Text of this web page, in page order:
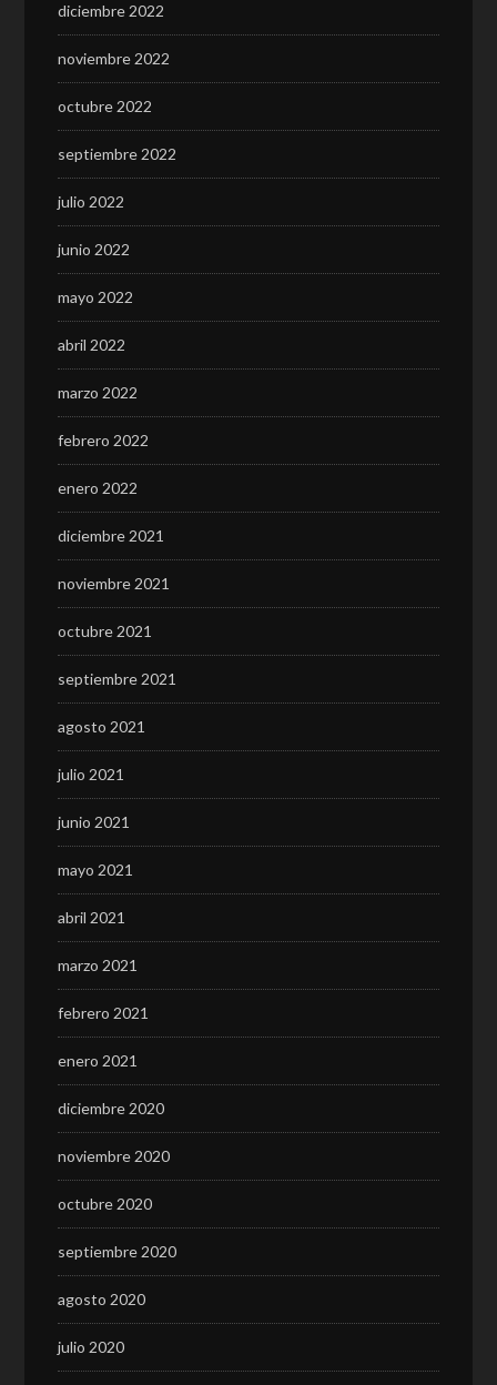
diciembre 2022
noviembre 2022
octubre 2022
septiembre 2022
julio 2022
junio 2022
mayo 2022
abril 2022
marzo 2022
febrero 2022
enero 2022
diciembre 2021
noviembre 2021
octubre 2021
septiembre 2021
agosto 2021
julio 2021
junio 2021
mayo 2021
abril 2021
marzo 2021
febrero 2021
enero 2021
diciembre 2020
noviembre 2020
octubre 2020
septiembre 2020
agosto 2020
julio 2020